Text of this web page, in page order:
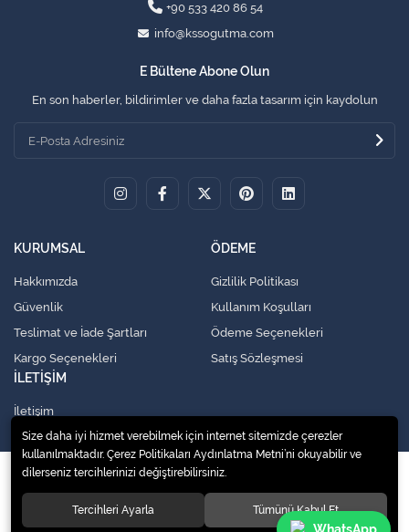
+90 533 420 86 54
info@kssogutma.com
E Bültene Abone Olun
En son haberler, bildirimler ve daha fazla tasarım için kaydolun
KURUMSAL
Hakkımızda
Güvenlik
Teslimat ve İade Şartları
Kargo Seçenekleri
ÖDEME
Gizlilik Politikası
Kullanım Koşulları
Ödeme Seçenekleri
Satış Sözleşmesi
İLETİŞİM
İletişim
© 2020Küresel Soğutma Sistemleri Yedek Parça San. Ve Tic. Ltd. Şti.
Size daha iyi hizmet verebilmek için internet sitemizde çerezler
kullanılmaktadır. Çerez Politikaları Aydınlatma Metni’ni okuyabilir ve
dilerseniz tercihlerinizi değiştirebilirsiniz.
Tercihleri Ayarla Tümünü Kabul Et